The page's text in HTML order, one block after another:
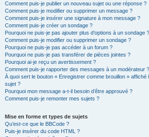
Comment puis-je publier un nouveau sujet ou une réponse ?
Comment puis-je modifier ou supprimer un message ?
Comment puis-je insérer une signature à mon message ?
Comment puis-je créer un sondage ?
Pourquoi ne puis-je pas ajouter plus d’options à un sondage ?
Comment puis-je modifier ou supprimer un sondage ?
Pourquoi ne puis-je pas accéder à un forum ?
Pourquoi ne puis-je pas transférer de pièces jointes ?
Pourquoi ai-je reçu un avertissement ?
Comment puis-je rapporter des messages à un modérateur ?
À quoi sert le bouton « Enregistrer comme brouillon » affiché
sujet ?
Pourquoi mon message a-t-il besoin d’être approuvé ?
Comment puis-je remonter mes sujets ?
Mise en forme et types de sujets
Qu’est-ce que le BBCode ?
Puis-je insérer du code HTML ?